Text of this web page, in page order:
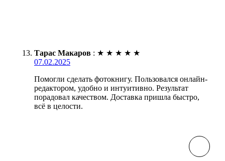
Тарас Макаров : ★ ★ ★ ★ ★
07.02.2025
Помогли сделать фотокнигу. Пользовался онлайн-
редактором, удобно и интуитивно. Результат
порадовал качеством. Доставка пришла быстро,
всё в целости.